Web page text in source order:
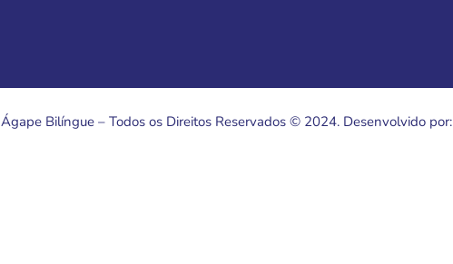
Bilíngue – Todos os Direitos Reservados © 2024. Desenvolvido por: